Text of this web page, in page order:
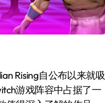
Rising自公布以来就吸
游戏阵容中占据了一